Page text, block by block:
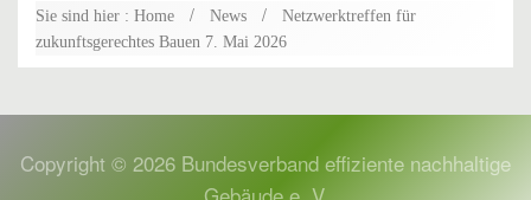
Sie sind hier : Home News
Netzwerktreffen für
zukunftsgerechtes Bauen 7. Mai 2026
Copyright © 2026 Bundesverband effiziente nachhaltige